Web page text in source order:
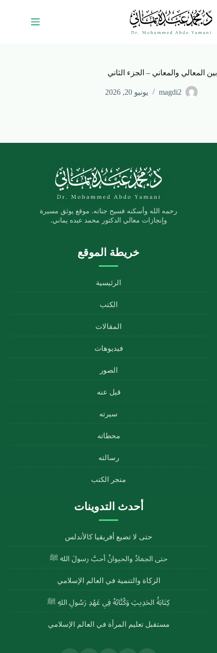
بين المعالي والمعاني – الجزء الثاني
magdi2 يونيو 20, 2026
رحمه الله وأسكنه فسيح جناته. موقع يوثق مسيرة
وإنجازات معالي الدكتور محمد عبده يماني.
خريطة الموقع
الرئيسية
الكتب
المقالات
فيديوهات
الصور
قيل عنه
سيرته
محطاته
رسالته
متجر الكتب
أحدث التدوينات
حتى لا تضيع أفريقيا كالأندلس
حتى الجمادُ والحيوانُ أحبَّ رسولَ الله ﷺ
الزكاة والتنمية في العالم الإسلامي
كِتَابَةُ الحَدِيثِ وَكُتَّابُهُ فِي عَهْدِ رَسُولِ اللهِ ﷺ
مستقبل تعليم المرأة في العالم الإسلامي